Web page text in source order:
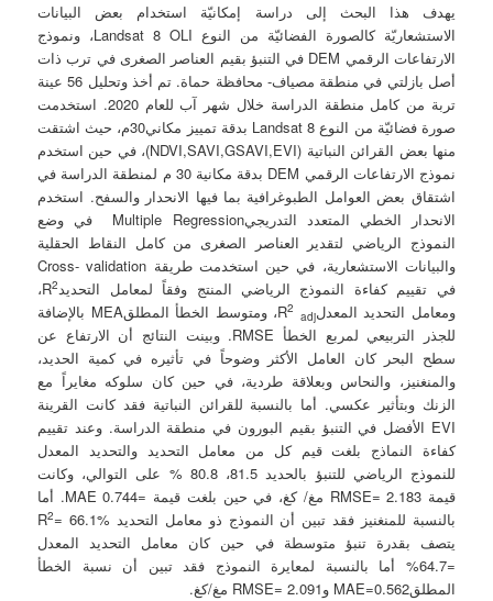
يهدف هذا البحث إلى دراسة إمكانيّة استخدام بعض البيانات
الاستشعاريّة كالصورة الفضائيّة من النوع Landsat 8 OLI، ونموذج
الارتفاعات الرقمي DEM في التنبؤ بقيم العناصر الصغرى في ترب ذات
أصل بازلتي في منطقة مصياف- محافظة حماة. تم أخذ وتحليل 56 عينة
تربة من كامل منطقة الدراسة خلال شهر آب للعام 2020. استخدمت
صورة فضائيّة من النوع Landsat 8 بدقة تمييز مكاني30م، حيث اشتقت
منها بعض القرائن النباتية (NDVI,SAVI,GSAVI,EVI)، في حين استخدم
نموذج الارتفاعات الرقمي DEM بدقة مكانية 30 م لمنطقة الدراسة في
اشتقاق بعض العوامل الطبوغرافية بما فيها الانحدار والسفح. استخدم
الانحدار الخطي المتعدد التدريجيMultiple Regression في وضع
النموذج الرياضي لتقدير العناصر الصغرى من كامل النقاط الحقلية
والبيانات الاستشعارية، في حين استخدمت طريقة Cross- validation
في تقييم كفاءة النموذج الرياضي المنتج وفقاً لمعامل التحديدR2
،
ومعامل التحديد المعدلR
2
adj
، ومتوسط الخطأ المطلقMEA بالإضافة
للجذر التربيعي لمربع الخطأ RMSE. وبينت النتائج أن الارتفاع عن
سطح البحر كان العامل الأكثر وضوحاً في تأثيره في كمية الحديد،
والمنغنيز، والنحاس وبعلاقة طردية، في حين كان سلوكه مغايراً مع
الزنك وبتأثير عكسي. أما بالنسبة للقرائن النباتية فقد كانت القرينة
EVI الأفضل في التنبؤ بقيم البورون في منطقة الدراسة. وعند تقييم
كفاءة النماذج بلغت قيم كل من معامل التحديد والتحديد المعدل
للنموذج الرياضي للتنبؤ بالحديد 81.5، 80.8 % على التوالي، وكانت
قيمة RMSE= 2.183 مغ/ كغ، في حين بلغت قيمة =MAE 0.744. أما
بالنسبة للمنغنيز فقد تبين أن النموذج ذو معامل التحديد R
2= 66.1%
يتصف بقدرة تنبؤ متوسطة في حين كان معامل التحديد المعدل
=64.7% أما بالنسبة لمعايرة النموذج فقد تبين أن نسبة الخطأ
المطلقMAE=0.562 وRMSE= 2.091 مغ/كغ.